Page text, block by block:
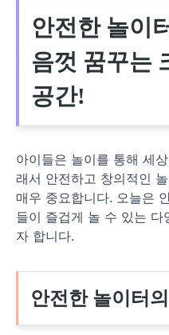
안전한 놀이
음껏 꿈꾸는
공간!
아이들은 놀이를 통해 세
래서 안전하고 창의적인
매우 중요합니다. 오늘은
들이 즐겁게 놀 수 있는 다
자 합니다.
안전한 놀이터